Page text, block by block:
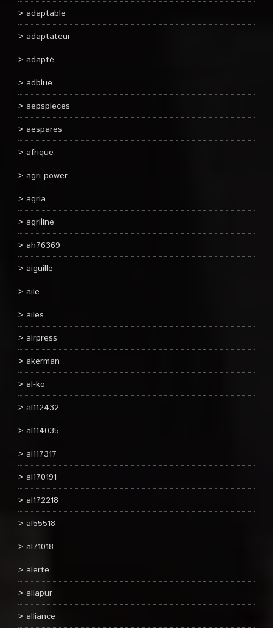
adaptable
adaptateur
adapté
adblue
aepspieces
aespares
afrique
agri-power
agria
agriline
ah76369
aiguille
aile
ailes
airpress
akerman
al-ko
al112432
al114035
al117317
al170191
al172218
al55518
al71018
alerte
aliapur
alliance